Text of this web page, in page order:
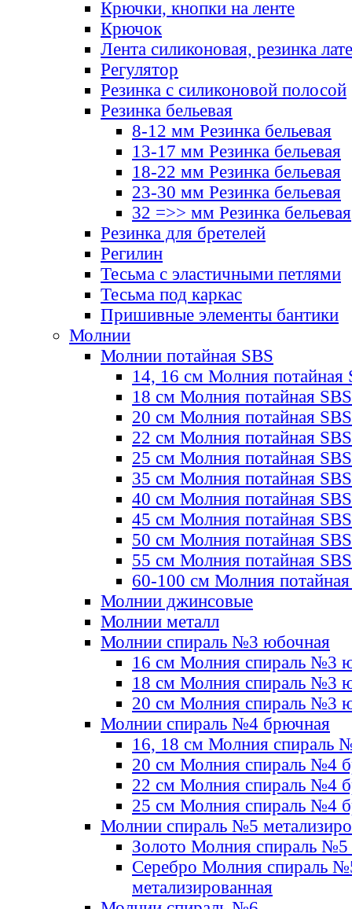
Крючки, кнопки на ленте
Крючок
Лента силиконовая, резинка
Регулятор
Резинка с силиконовой полосой
Резинка бельевая
8-12 мм Резинка бельевая
13-17 мм Резинка бельевая
18-22 мм Резинка бельевая
23-30 мм Резинка бельевая
32 =>> мм Резинка бельевая
Резинка для бретелей
Регилин
Тесьма с эластичными петлями
Тесьма под каркас
Пришивные элементы бантики
Молнии
Молнии потайная SBS
14, 16 см Молния потайная
18 см Молния потайная SBS
20 см Молния потайная SBS
22 см Молния потайная SBS
25 см Молния потайная SBS
35 см Молния потайная SBS
40 см Молния потайная SBS
45 см Молния потайная SBS
50 см Молния потайная SBS
55 см Молния потайная SBS
60-100 см Молния
Молнии джинсовые
Молнии металл
Молнии спираль №3 юбочная
16 см Молния спираль №3
18 см Молния спираль №3
20 см Молния спираль №3
Молнии спираль №4 брючная
16, 18 см Молния спираль
20 см Молния спираль №4
22 см Молния спираль №4
25 см Молния спираль №4
Молнии спираль №5
Золото Молния спираль №5
Серебро Молния спираль
метализированная